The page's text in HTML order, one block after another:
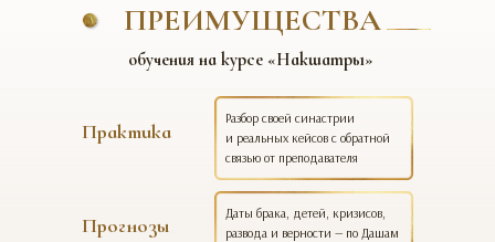
Разбор своей синастрии
и реальных кейсов с обратной
связью от преподавателя
Практика
Даты брака, детей, кризисов,
развода и верности — по Дашам
Прогнозы
ПРЕИМУЩЕСТВА
обучения на курсе «Накшатры»